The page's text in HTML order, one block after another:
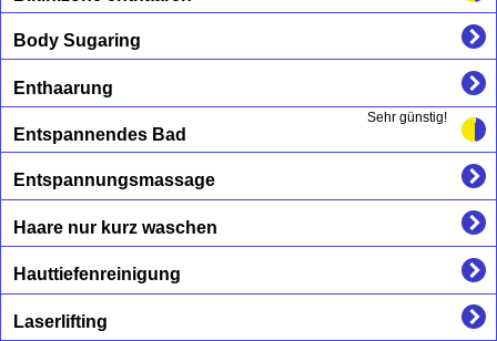
Body Sugaring
Enthaarung
Sehr günstig!
Entspannendes Bad
Entspannungsmassage
Haare nur kurz waschen
Hauttiefenreinigung
Laserlifting